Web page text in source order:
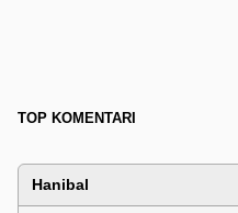
TOP KOMENTARI
Hanibal